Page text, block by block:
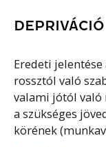
DEPRIVÁCIÓ
Eredeti
rossztól való
valami jótól való
a szükséges
körének